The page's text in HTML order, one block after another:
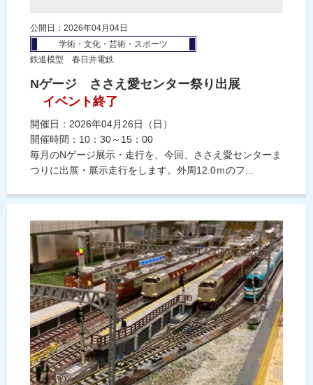
公開日：2026年04月04日
学術・文化・芸術・スポーツ
鉄道模型 春日井電鉄
Nゲージ ささえ愛センター祭り出展
イベント終了
開催日：2026年04月26日（日）
開催時間：10：30～15：00
毎月のNゲージ展示・走行を、今回、ささえ愛センターま
つりに出展・展示走行をします。外周12.0ｍのフ...